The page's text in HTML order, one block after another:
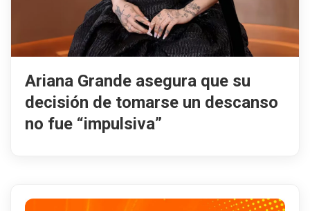
Ariana Grande asegura que su
decisión de tomarse un descanso
no fue “impulsiva”